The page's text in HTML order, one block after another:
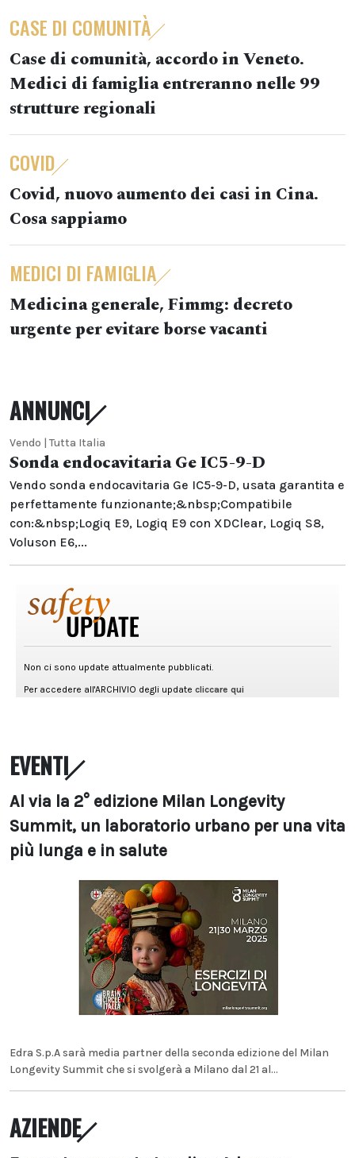
CASE DI COMUNITÀ
Case di comunità, accordo in Veneto.
Medici di famiglia entreranno nelle 99
strutture regionali
COVID
Covid, nuovo aumento dei casi in Cina.
Cosa sappiamo
MEDICI DI FAMIGLIA
Medicina generale, Fimmg: decreto
urgente per evitare borse vacanti
ANNUNCI
Vendo | Tutta Italia
Sonda endocavitaria Ge IC5-9-D
Vendo sonda endocavitaria Ge IC5-9-D, usata garantita e
perfettamente funzionante;&nbsp;Compatibile
con:&nbsp;Logiq E9, Logiq E9 con XDClear, Logiq S8,
Voluson E6,...
EVENTI
Al via la 2° edizione Milan Longevity
Summit, un laboratorio urbano per una vita
più lunga e in salute
Edra S.p.A sarà media partner della seconda edizione del Milan
Longevity Summit che si svolgerà a Milano dal 21 al...
AZIENDE